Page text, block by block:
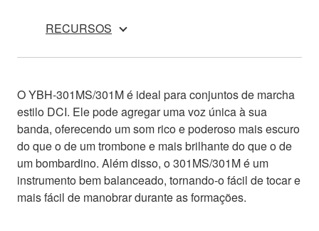
RECURSOS
O YBH-301MS/301M é ideal para conjuntos de marcha
estilo DCI. Ele pode agregar uma voz única à sua
banda, oferecendo um som rico e poderoso mais escuro
do que o de um trombone e mais brilhante do que o de
um bombardino. Além disso, o 301MS/301M é um
instrumento bem balanceado, tornando-o fácil de tocar e
mais fácil de manobrar durante as formações.